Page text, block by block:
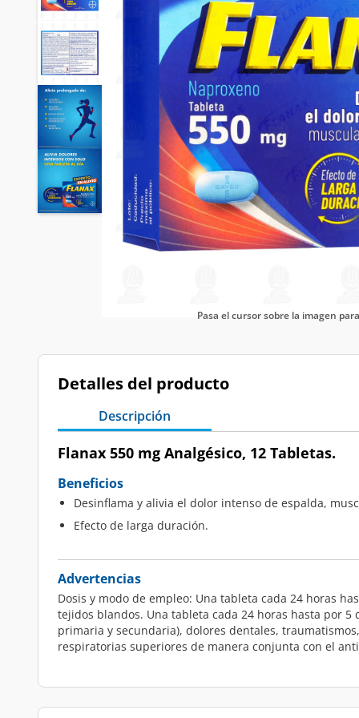
Pasa el cursor sobre la imagen
Detalles del producto
Descripción
Flanax 550 mg Analgésico, 12 Tabletas.
Beneficios
Desinflama y alivia el dolor intenso de espalda,
Efecto de larga duración.
Advertencias
Dosis y modo de empleo: Una tableta cada 24 horas
tejidos blandos. Una tableta cada 24 horas hasta por
primaria y secundaria), dolores dentales,
respiratorias superiores de manera conjunta con el